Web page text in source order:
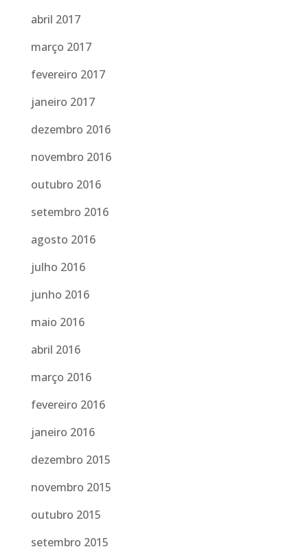
abril 2017
março 2017
fevereiro 2017
janeiro 2017
dezembro 2016
novembro 2016
outubro 2016
setembro 2016
agosto 2016
julho 2016
junho 2016
maio 2016
abril 2016
março 2016
fevereiro 2016
janeiro 2016
dezembro 2015
novembro 2015
outubro 2015
setembro 2015